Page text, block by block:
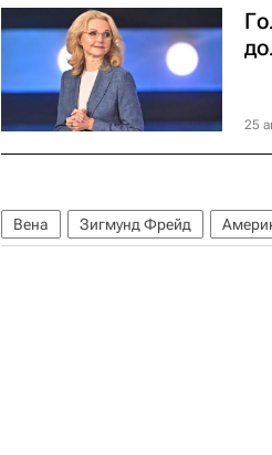
25
Вена Зигмунд Фрейд